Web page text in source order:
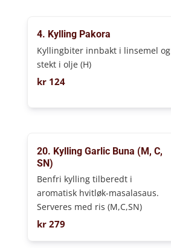
4. Kylling Pakora
Kyllingbiter innbakt i linsemel og
stekt i olje (H)
kr124
20. Kylling Garlic Buna (M, C,
SN)
Benfri kylling tilberedt i
aromatisk hvitløk-masalasaus.
Serveres med ris (M,C,SN)
kr279